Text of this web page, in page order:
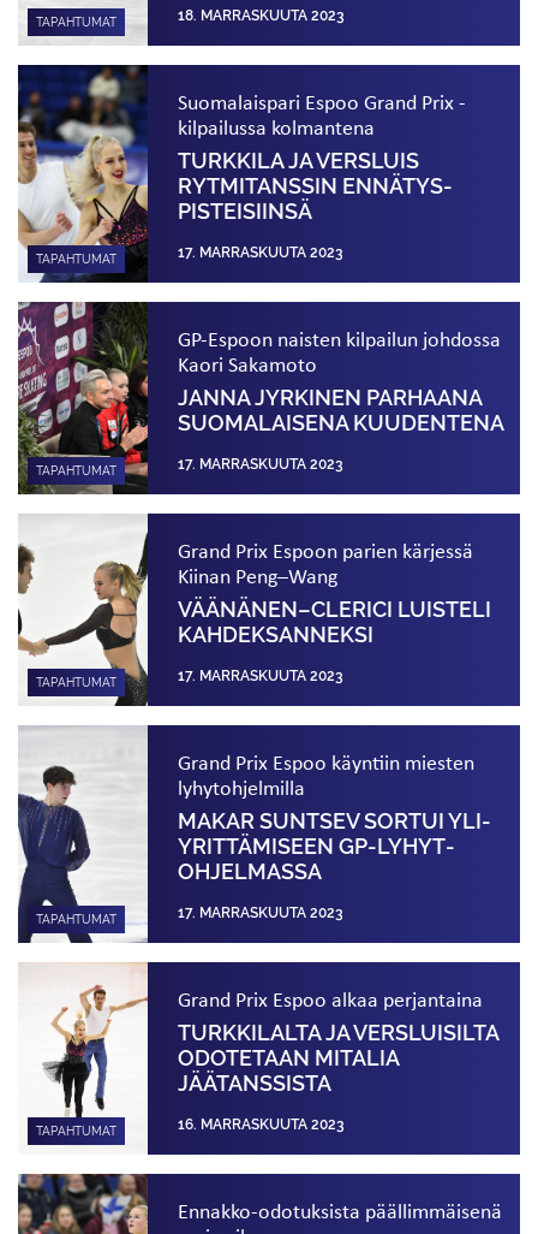
TAPAHTUMAT 18. MARRASKUUTA 2023
TAPAHTUMAT
Suomalaispari Espoo Grand Prix -
kilpailussa kolmantena
TURKKILA JA VERSLUIS
RYTMITANSSIN ENNÄTYS­­­
PISTEISIINSÄ
17. MARRASKUUTA 2023
TAPAHTUMAT
GP-Espoon naisten kilpailun johdossa
Kaori Sakamoto
JANNA JYRKINEN PARHAANA
SUOMALAISENA KUUDENTENA
17. MARRASKUUTA 2023
TAPAHTUMAT
Grand Prix Espoon parien kärjessä
Kiinan Peng–Wang
VÄÄNÄNEN–CLERICI LUISTELI
KAHDEKSANNEKSI
17. MARRASKUUTA 2023
TAPAHTUMAT
Grand Prix Espoo käyntiin miesten
lyhytohjelmilla
MAKAR SUNTSEV SORTUI YLI­
YRITTÄMISEEN GP-LYHYT­
OHJELMASSA
17. MARRASKUUTA 2023
TAPAHTUMAT
Grand Prix Espoo alkaa perjantaina
TURKKILALTA JA VERSLUISILTA
ODOTETAAN MITALIA
JÄÄTANSSISTA
16. MARRASKUUTA 2023
Ennakko-odotuksista päällimmäisenä